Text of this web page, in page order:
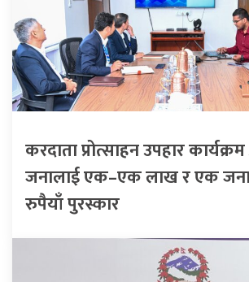
करदाता प्रोत्साहन उपहार
जनालाई एक–एक लाख र एक
रुपैयाँ पुरस्कार